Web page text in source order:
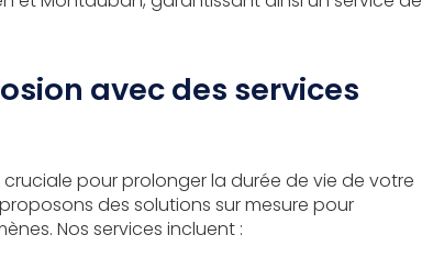
avec des services
pour prolonger la durée de vie de votre
des solutions sur mesure pour
Nos services incluent :